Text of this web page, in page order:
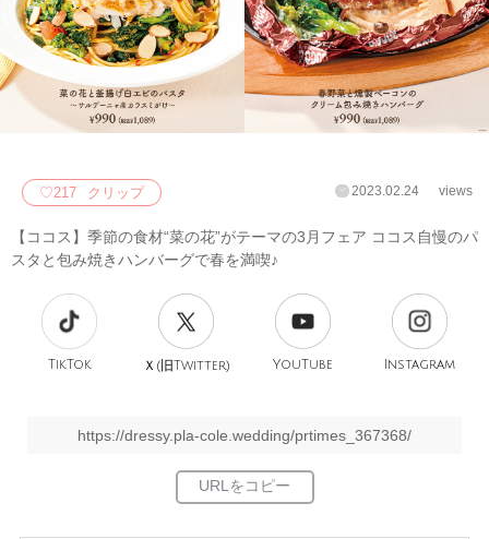
♡217 クリップ 2023.02.24 views
【ココス】季節の食材“菜の花”がテーマの3月フェア ココス自慢のパ
スタと包み焼きハンバーグで春を満喫♪
TikTok Ｘ(旧Twitter) YouTube Instagram
https://dressy.pla-cole.wedding/prtimes_367368/